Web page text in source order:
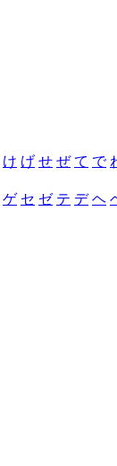
け げ せ ぜ て で
ゲ セ ゼ テ デ ヘ